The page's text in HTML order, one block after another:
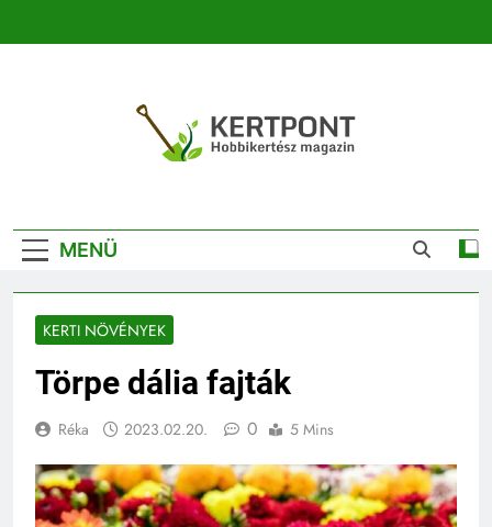
Kertészeti
Magazin |
Növénykereső És
Növényhatározó
MENÜ
KERTI NÖVÉNYEK
Törpe dália fajták
Réka 2023.02.20. 0 5 Mins